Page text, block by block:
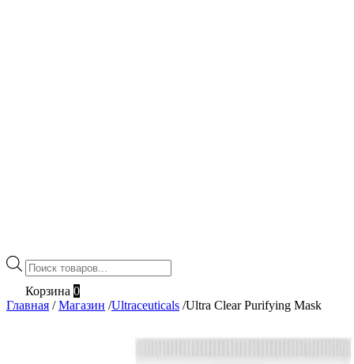
Поиск
товаров
Корзина 0
Главная / Магазин /Ultraceuticals /Ultra Clear Purifying Mask